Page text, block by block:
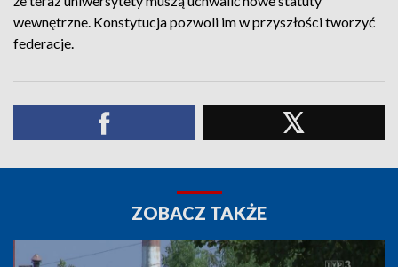
wewnętrzne. Konstytucja pozwoli im w przyszłości tworzyć
federacje.
ZOBACZ TAKŻE